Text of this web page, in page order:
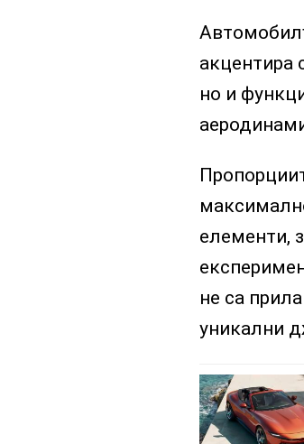
акцентира
но и
елементи,
не са
уникални